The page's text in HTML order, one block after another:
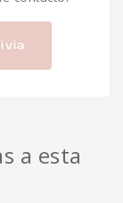
a esta